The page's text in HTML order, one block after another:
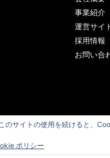
事業紹介
運営サイ
採用情報
お問い合
サイトの使用を続けると、
ポリシー